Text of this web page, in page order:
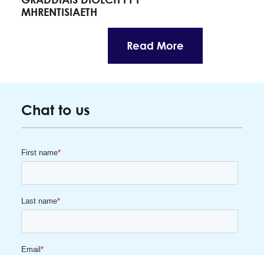
MHRENTISIAETH
Read More
Chat to us